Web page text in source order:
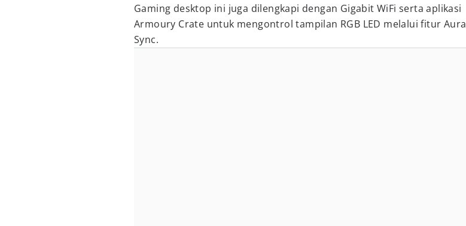
Gaming desktop ini juga dilengkapi dengan Gigabit WiFi serta aplikasi
Armoury Crate untuk mengontrol tampilan RGB LED melalui fitur Aura
Sync.